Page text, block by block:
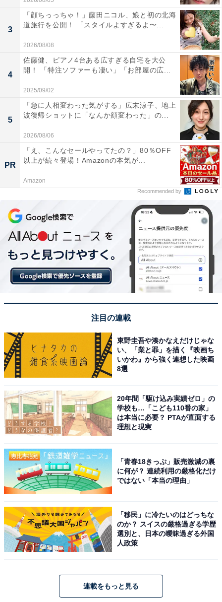
3
「顔ちっっちゃ！」藤田ニコル、娘と初の北海
道旅行を公開！ 「スタイルよすぎるよ〜...
2026/08/08
4
佐藤健、ピアノ4台ある広すぎる自宅を大公
開！ 「特注ソファーも凄い」「お部屋の広...
2025/09/02
5
「急に人相変わった気がする」広末涼子、地上
波復帰ショットに「なんか顔変わった」の...
2026/08/06
PR
「え、こんなセールやってたの？」80％OFF
以上が続々登場！Amazonの本気が...
Amazon
Recommended by
注目の連載
東野圭吾や湊かなえだけじゃな
い、「業と罪」を描く『映画ち
いかわ』から強く連想した映画
8選
20年間「駆け込み実績ゼロ」の
学校も…「こども110番の家」
は本当に必要？ PTAが直面する
理想と現実
「青春18きっぷ」販売激減の裏
に何が？ 連続利用の厳格化だけ
ではない「本当の理由」
「移民」に冷たいのはどっちな
のか？ スイスの厳格過ぎる学歴
選別と、日本の曖昧過ぎる外国
人政策
連載をもっと見る